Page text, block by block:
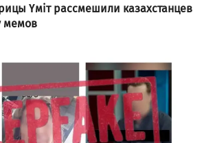
Үміт рассмешили казахстанцев
мемов